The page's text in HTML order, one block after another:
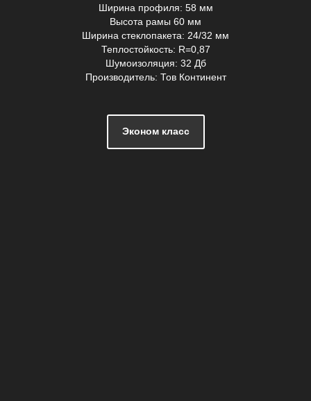
Ширина профиля: 58 мм
Высота рамы 60 мм
Ширина стеклопакета: 24/32 мм
Теплостойкость: R=0,87
Шумоизоляция: 32 Дб
Производитель: Тов Континент
Эконом класс